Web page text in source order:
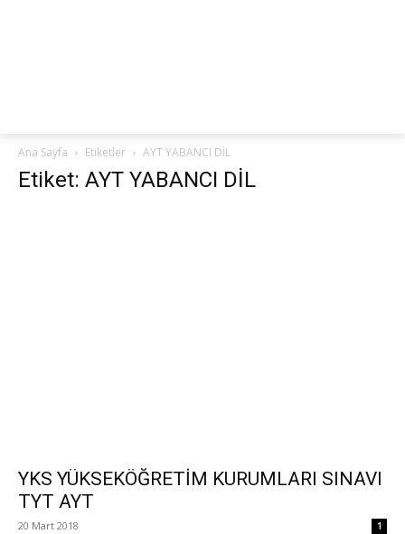
Ana Sayfa Etiketler AYT YABANCI DİL
Etiket: AYT YABANCI DİL
YKS YÜKSEKÖĞRETİM KURUMLARI SINAVI
TYT AYT
20 Mart 2018 1